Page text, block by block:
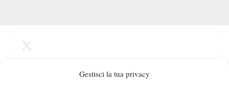
Gestisci la tua privacy